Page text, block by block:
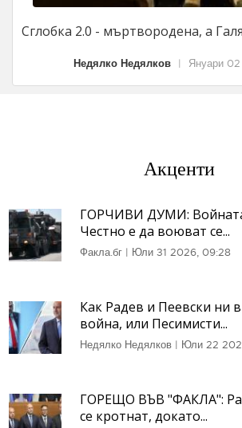
Сглобка 2.0 - мъртвородена, а
Недялко Недялков Януари
Акценти
ГОРЧИВИ ДУМИ: Войната
Честно е да воюват се...
Факла.бг | Юли 31 2026, 09:28
Как Радев и Пеевски ни
война, или Песимисти...
Недялко Недялков | Юли 22
ГОРЕЩО ВЪВ "ФАКЛА":
се кротнат, докато...